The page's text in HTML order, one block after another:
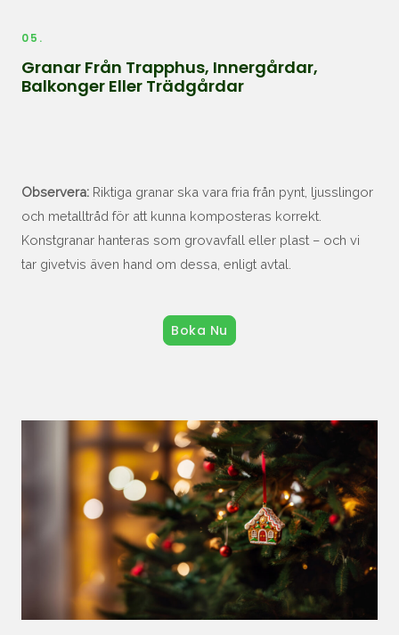
05.
Granar Från Trapphus, Innergårdar,
Balkonger Eller Trädgårdar
Observera: Riktiga granar ska vara fria från pynt, ljusslingor
och metalltråd för att kunna komposteras korrekt.
Konstgranar hanteras som grovavfall eller plast – och vi
tar givetvis även hand om dessa, enligt avtal.
Boka Nu